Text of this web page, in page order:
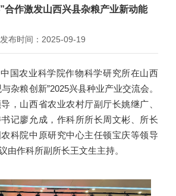
合作激发山西兴县杂粮产业新动能
发布时间：2025-09-19
国农业科学院作物科学研究所在山西
杂粮创新”2025兴县种业产业交流会。
，山西省农业农村厅副厅长姚继广、
记廖允成，作科所所长周文彬、所长
科院中原研究中心主任顿宝庆等领导
由作科所副所长王文生主持。